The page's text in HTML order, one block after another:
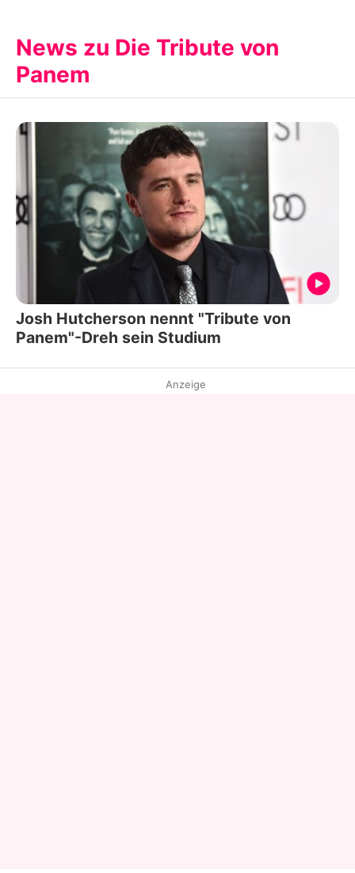
News zu Die Tribute von
Panem
Josh Hutcherson nennt "Tribute von
Panem"-Dreh sein Studium
Anzeige